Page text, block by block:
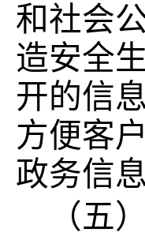
和社会
造安全
开的信
方便客
政务信
（五）